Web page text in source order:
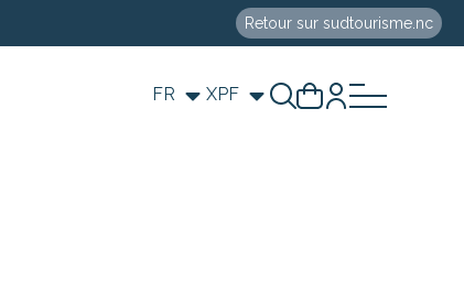
Retour sur sudtourisme.nc
FR XPF